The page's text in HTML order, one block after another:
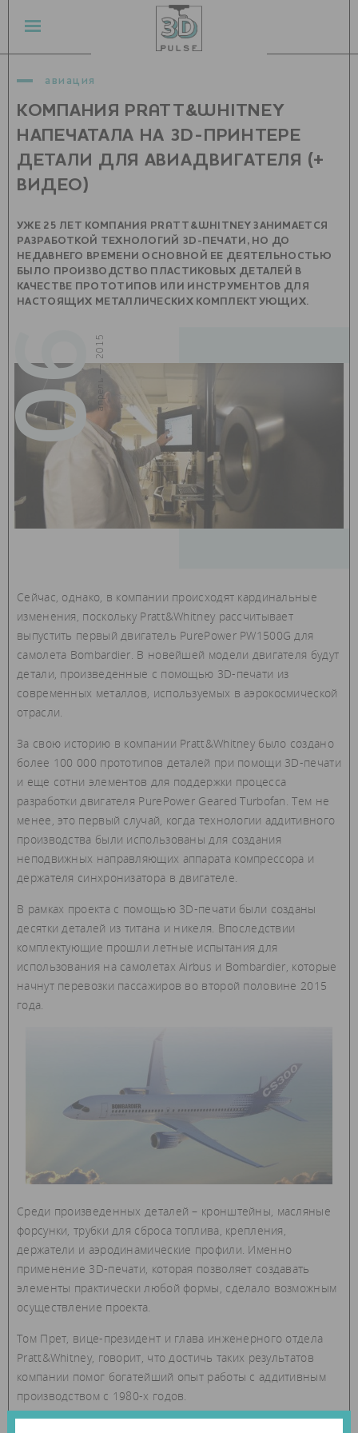
авиация
КОМПАНИЯ PRATT&WHITNEY
НАПЕЧАТАЛА НА 3D-ПРИНТЕРЕ
ДЕТАЛИ ДЛЯ АВИАДВИГАТЕЛЯ (+
ВИДЕО)
УЖЕ 25 ЛЕТ КОМПАНИЯ PRATT&WHITNEY ЗАНИМАЕТСЯ
РАЗРАБОТКОЙ ТЕХНОЛОГИЙ 3D-ПЕЧАТИ, НО ДО
НЕДАВНЕГО ВРЕМЕНИ ОСНОВНОЙ ЕЕ ДЕЯТЕЛЬНОСТЬЮ
БЫЛО ПРОИЗВОДСТВО ПЛАСТИКОВЫХ ДЕТАЛЕЙ В
КАЧЕСТВЕ ПРОТОТИПОВ ИЛИ ИНСТРУМЕНТОВ ДЛЯ
НАСТОЯЩИХ МЕТАЛЛИЧЕСКИХ КОМПЛЕКТУЮЩИХ.
06
апрель — 2015
Сейчас, однако, в компании происходят кардинальные
изменения, поскольку Pratt&Whitney рассчитывает
выпустить первый двигатель PurePower PW1500G для
самолета Bombardier. В новейшей модели двигателя будут
детали, произведенные с помощью 3D-печати из
современных металлов, используемых в аэрокосмической
отрасли.
За свою историю в компании Pratt&Whitney было создано
более 100 000 прототипов деталей при помощи 3D-печати
и еще сотни элементов для поддержки процесса
разработки двигателя PurePower Geared Turbofan. Тем не
менее, это первый случай, когда технологии аддитивного
производства были использованы для создания
неподвижных направляющих аппарата компрессора и
держателя синхронизатора в двигателе.
В рамках проекта с помощью 3D-печати были созданы
десятки деталей из титана и никеля. Впоследствии
комплектующие прошли летные испытания для
использования на самолетах Airbus и Bombardier, которые
начнут перевозки пассажиров во второй половине 2015
года.
Среди произведенных деталей – кронштейны, масляные
форсунки, трубки для сброса топлива, крепления,
держатели и аэродинамические профили. Именно
применение 3D-печати, которая позволяет создавать
элементы практически любой формы, сделало возможным
осуществление проекта.
Том Прет, вице-президент и глава инженерного отдела
Pratt&Whitney, говорит, что достичь таких результатов
компании помог богатейший опыт работы с аддитивным
производством с 1980-х годов.